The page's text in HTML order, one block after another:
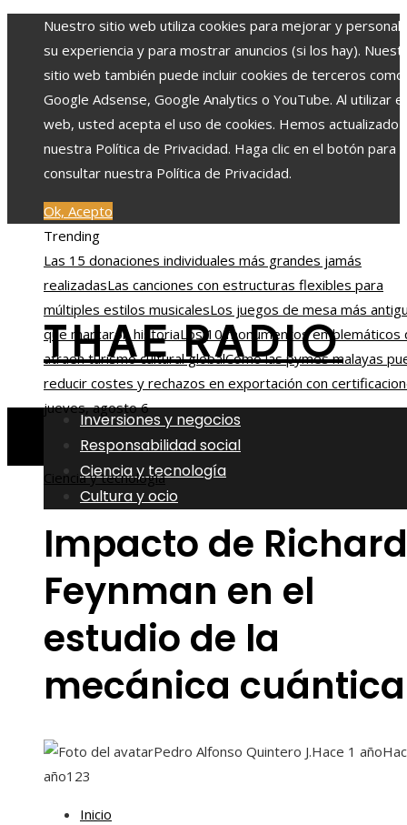
Nuestro sitio web utiliza cookies para mejorar y
su experiencia y para mostrar anuncios (si los hay).
sitio web también puede incluir cookies de terceros como
Google Adsense, Google Analytics o YouTube. Al utilizar
web, usted acepta el uso de cookies. Hemos actualizado
nuestra Política de Privacidad. Haga clic en el botón para
consultar nuestra Política de Privacidad.
Ok, Acepto
Trending
Las 15 donaciones individuales más grandes jamás
realizadasLas canciones con estructuras flexibles para
múltiples estilos musicalesLos juegos de mesa más
que marcaron historiaLos 10 monumentos emblemáticos
atraen turismo cultural globalCómo las pymes malayas
reducir costes y rechazos en exportación con
jueves, agosto 6
THAE RADIO
Inversiones y negocios
Responsabilidad social
Ciencia y tecnología
Cultura y ocio
Ciencia y tecnología
Impacto de Richard
Feynman en el
estudio de la
mecánica cuántica
Pedro Alfonso Quintero J.Hace 1 año
año123
Inicio